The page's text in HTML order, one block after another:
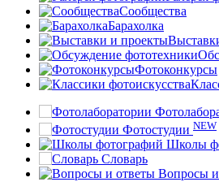
Сообщества
Барахолка
Фотоконкурсы
Фотостудии NEW
Школы
Словарь
Вопросы